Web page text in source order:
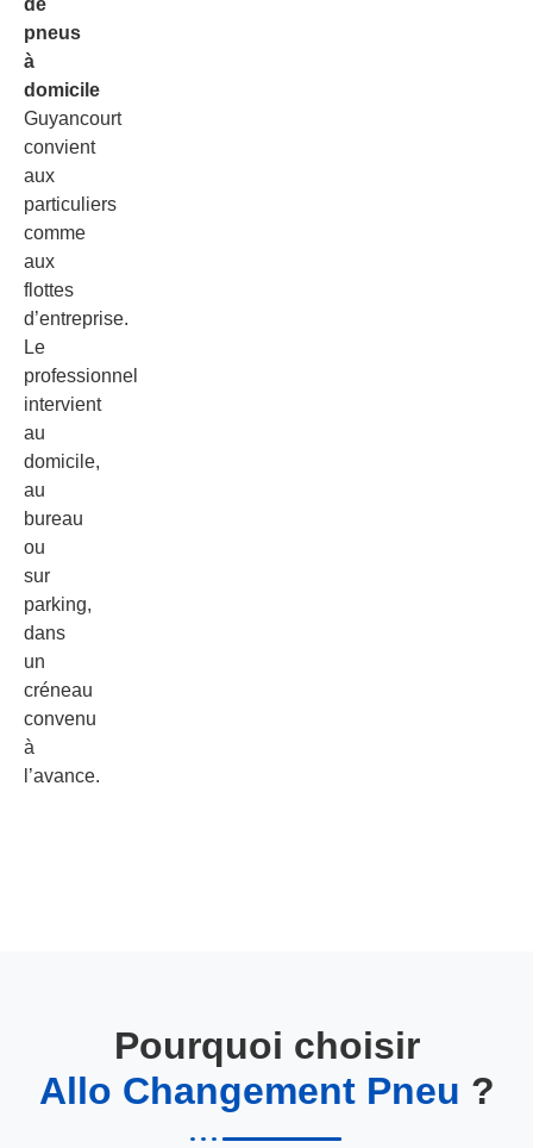
de
pneus
à
domicile
Guyancourt
convient
aux
particuliers
comme
aux
flottes
d’entreprise.
Le
professionnel
intervient
au
domicile,
au
bureau
ou
sur
parking,
dans
un
créneau
convenu
à
l’avance.
Pourquoi choisir
Allo Changement Pneu ?